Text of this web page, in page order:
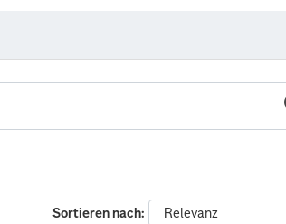
Sortieren nach